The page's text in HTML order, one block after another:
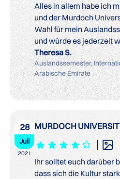
Alles in allem habe ich
und der Murdoch
Wahl für mein
und würde es jederzeit
Theresa S.
Auslandssemester,
Arabische Emirate
28
Juli
2021
MURDOCH
Ihr solltet euch darüber
dass sich die Kultur